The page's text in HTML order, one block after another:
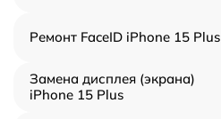
Ремонт FaceID iPhone 15 Plus
Замена дисплея (экрана)
iPhone 15 Plus